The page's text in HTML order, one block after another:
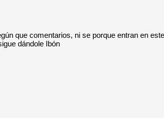
que comentarios, ni se porque entran en
dándole Ibón